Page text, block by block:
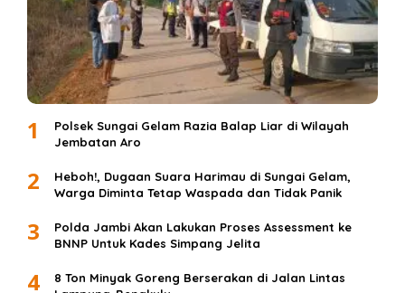
1
Polsek Sungai Gelam Razia Balap Liar di Wilayah
Jembatan Aro
2
Heboh!, Dugaan Suara Harimau di Sungai Gelam,
Warga Diminta Tetap Waspada dan Tidak Panik
3
Polda Jambi Akan Lakukan Proses Assessment ke
BNNP Untuk Kades Simpang Jelita
4
8 Ton Minyak Goreng Berserakan di Jalan Lintas